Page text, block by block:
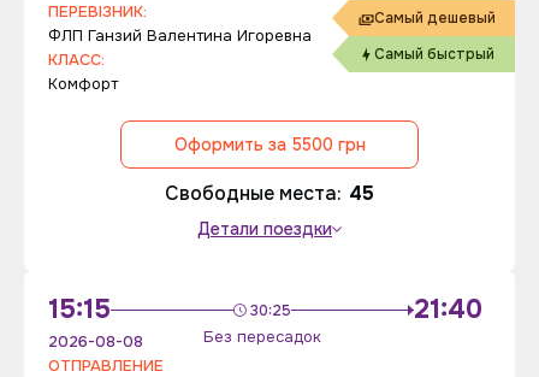
Самый дешевый
Самый быстрый
ПЕРЕВІЗНИК:
ФЛП Ганзий Валентина Игоревна
КЛАСС:
Комфорт
Оформить за 5500 грн
Свободные места: 45
Детали поездки
15:15 30:25
Без пересадок
21:40
2026-08-08
ОТПРАВЛЕНИЕ